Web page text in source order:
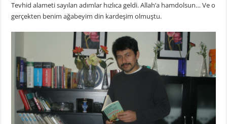
Tevhid alameti sayılan adımlar hızlıca geldi. Allah’a hamdolsun… Ve o
gerçekten benim ağabeyim din kardeşim olmuştu.